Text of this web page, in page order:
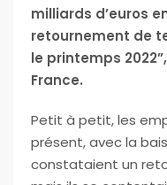
milliards d’euros
retournement de
le printemps
France.
Petit à petit, les
présent, avec la
constataient un